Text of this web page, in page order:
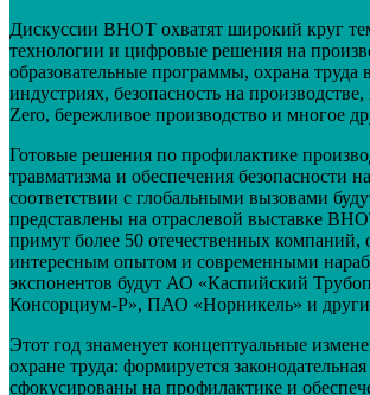
Дискуссии ВНОТ охватят широкий круг
технологии и цифровые решения на
образовательные программы, охрана труда
индустриях, безопасность на
Zero, бережливое производство и многое
Готовые решения по профилактике
травматизма и обеспечения безопасности
соответствии с глобальными вызовами
представлены на отраслевой выставке
примут более 50 отечественных
интересным опытом и современными
экспонентов будут АО «Каспийский
Консорциум-Р», ПАО «Норникель» и
Этот год знаменует концептуальные
охране труда: формируется
сфокусированы на профилактике и